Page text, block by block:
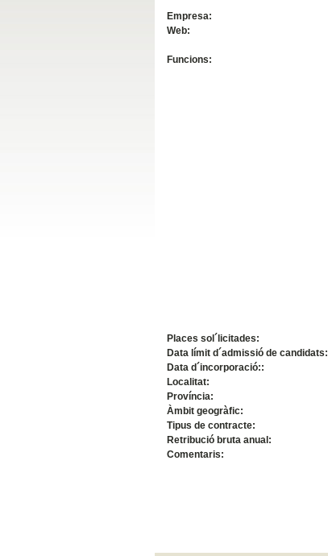
Slide01
Slide32
Empresa:
Web:
Funcions:
Places sol´licitades:
Data límit d´admissió de candidats:
Data d´incorporació::
Localitat:
Província:
Àmbit geogràfic:
Tipus de contracte:
Retribució bruta anual:
Comentaris: